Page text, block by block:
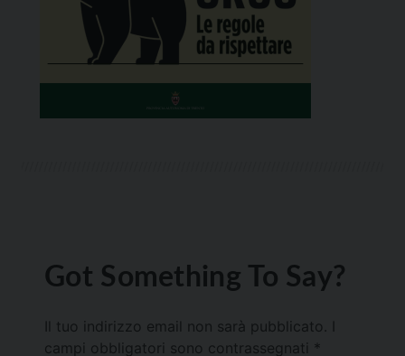
Got Something To Say?
Il tuo indirizzo email non sarà pubblicato.
campi obbligatori sono contrassegnati *